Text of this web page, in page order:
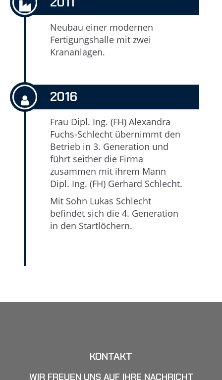
Neubau einer modernen
Fertigungshalle mit zwei
Krananlagen.
2016
Frau Dipl. Ing. (FH) Alexandra
Fuchs-Schlecht übernimmt den
Betrieb in 3. Generation und
führt seither die Firma
zusammen mit ihrem Mann
Dipl. Ing. (FH) Gerhard Schlecht.
Mit Sohn Lukas Schlecht
befindet sich die 4. Generation
in den Startlöchern.
KONTAKT
WIR FREUEN UNS AUF IHRE NACHRICHT